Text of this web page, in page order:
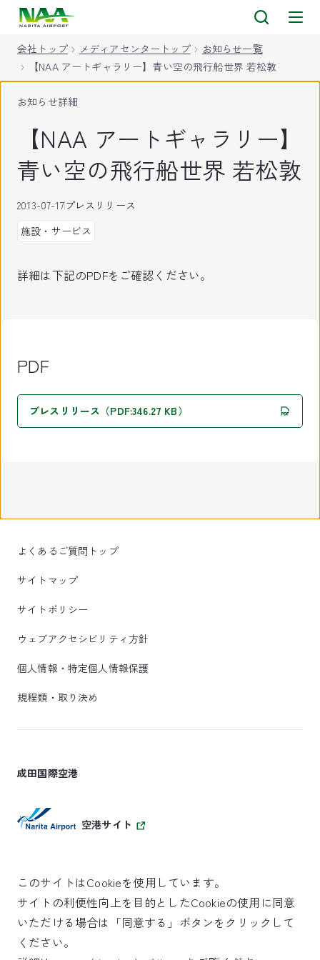
会社トップ メディアセンタートップ
お知らせ一覧
【NAA アートギャラリー】青い空の飛行船世界 若松敦
お知らせ詳細
【NAA アートギャラリー】
青い空の飛行船世界 若松敦
2013-07-17プレスリリース
施設・サービス
詳細は下記のPDFをご確認ください。
PDF
プレスリリース（PDF:346.27 KB）
よくあるご質問トップ
サイトマップ
サイトポリシー
ウェブアクセシビリティ方針
個人情報・特定個人情報保護
規程類・取り決め
成田国際空港
空港サイト
SKYTRAX
5スターエアポート
このサイトはCookieを使用しています。
サイトの利便性向上を目的としたCookieの使用に同意
いただける場合は「同意する」ボタンをクリックして
ください。